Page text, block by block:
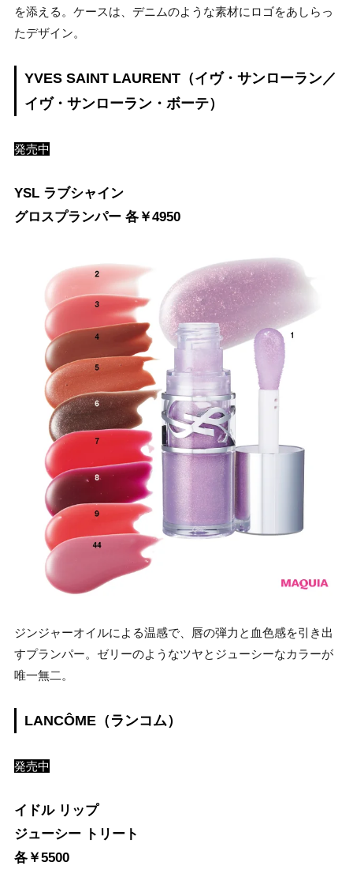
を添える。ケースは、デニムのような素材にロゴをあしらっ
たデザイン。
YVES SAINT LAURENT（イヴ・サンローラン／
イヴ・サンローラン・ボーテ）
発売中
YSL ラブシャイン
グロスプランパー 各￥4950
ジンジャーオイルによる温感で、唇の弾力と血色感を引き出
すプランパー。ゼリーのようなツヤとジューシーなカラーが
唯一無二。
LANCÔME（ランコム）
発売中
イドル リップ
ジューシー トリート
各￥5500